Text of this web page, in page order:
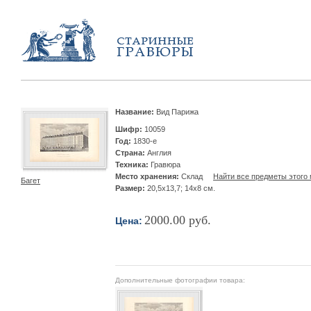
Багет
Название: Вид Парижа
Шифр: 10059
Год: 1830-е
Страна: Англия
Техника: Гравюра
Место хранения: Склад Найти все предметы этого
Размер: 20,5х13,7; 14х8 см.
Цена: 2000.00 руб.
Дополнительные фотографии товара: